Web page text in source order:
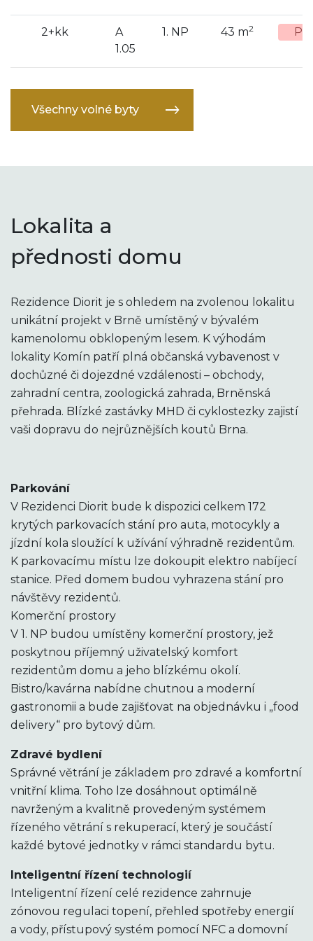
2+kk
A
1.05
1. NP 43 m2
Všechny volné byty
Lokalita a
přednosti domu
Rezidence Diorit je s ohledem na zvolenou lokalitu
unikátní projekt v Brně umístěný v bývalém
kamenolomu obklopeným lesem. K výhodám
lokality Komín patří plná občanská vybavenost v
dochůzné či dojezdné vzdálenosti – obchody,
zahradní centra, zoologická zahrada, Brněnská
přehrada. Blízké zastávky MHD či cyklostezky zajistí
vaši dopravu do nejrůznějších koutů Brna.
Parkování
V Rezidenci Diorit bude k dispozici celkem 172
krytých parkovacích stání pro auta, motocykly a
jízdní kola sloužící k užívání výhradně rezidentům.
K parkovacímu místu lze dokoupit elektro nabíjecí
stanice. Před domem budou vyhrazena stání pro
návštěvy rezidentů.
Komerční prostory
V 1. NP budou umístěny komerční prostory, jež
poskytnou příjemný uživatelský komfort
rezidentům domu a jeho blízkému okolí.
Bistro/kavárna nabídne chutnou a moderní
gastronomii a bude zajišťovat na objednávku i „food
delivery“ pro bytový dům.
Zdravé bydlení
Správné větrání je základem pro zdravé a komfortní
vnitřní klima. Toho lze dosáhnout optimálně
navrženým a kvalitně provedeným systémem
řízeného větrání s rekuperací, který je součástí
každé bytové jednotky v rámci standardu bytu.
Inteligentní řízení technologií
Inteligentní řízení celé rezidence zahrnuje
zónovou regulaci topení, přehled spotřeby energií
a vody, přístupový systém pomocí NFC a domovní